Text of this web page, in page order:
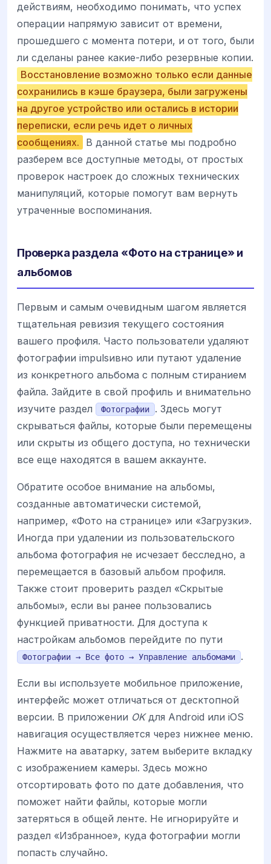
действиям, необходимо понимать, что успех
операции напрямую зависит от времени,
прошедшего с момента потери, и от того, были
ли сделаны ранее какие-либо резервные копии.
Восстановление возможно только если данные
сохранились в кэше браузера, были загружены
на другое устройство или остались в истории
переписки, если речь идет о личных
сообщениях.
В данной статье мы подробно
разберем все доступные методы, от простых
проверок настроек до сложных технических
манипуляций, которые помогут вам вернуть
утраченные воспоминания.
Проверка раздела «Фото на странице» и
альбомов
Первым и самым очевидным шагом является
тщательная ревизия текущего состояния
вашего профиля. Часто пользователи удаляют
фотографии impulsивно или путают удаление
из конкретного альбома с полным стиранием
файла. Зайдите в свой профиль и внимательно
изучите раздел
Фотографии
. Здесь могут
скрываться файлы, которые были перемещены
или скрыты из общего доступа, но технически
все еще находятся в вашем аккаунте.
Обратите особое внимание на альбомы,
созданные автоматически системой,
например, «Фото на странице» или «Загрузки».
Иногда при удалении из пользовательского
альбома фотография не исчезает бесследно, а
перемещается в базовый альбом профиля.
Также стоит проверить раздел «Скрытые
альбомы», если вы ранее пользовались
функцией приватности. Для доступа к
настройкам альбомов перейдите по пути
Фотографии → Все фото → Управление альбомами .
Если вы используете мобильное приложение,
интерфейс может отличаться от десктопной
версии. В приложении OKдля Android или iOS
навигация осуществляется через нижнее меню.
Нажмите на аватарку, затем выберите вкладку
с изображением камеры. Здесь можно
отсортировать фото по дате добавления, что
поможет найти файлы, которые могли
затеряться в общей ленте. Не игнорируйте и
раздел «Избранное», куда фотографии могли
попасть случайно.